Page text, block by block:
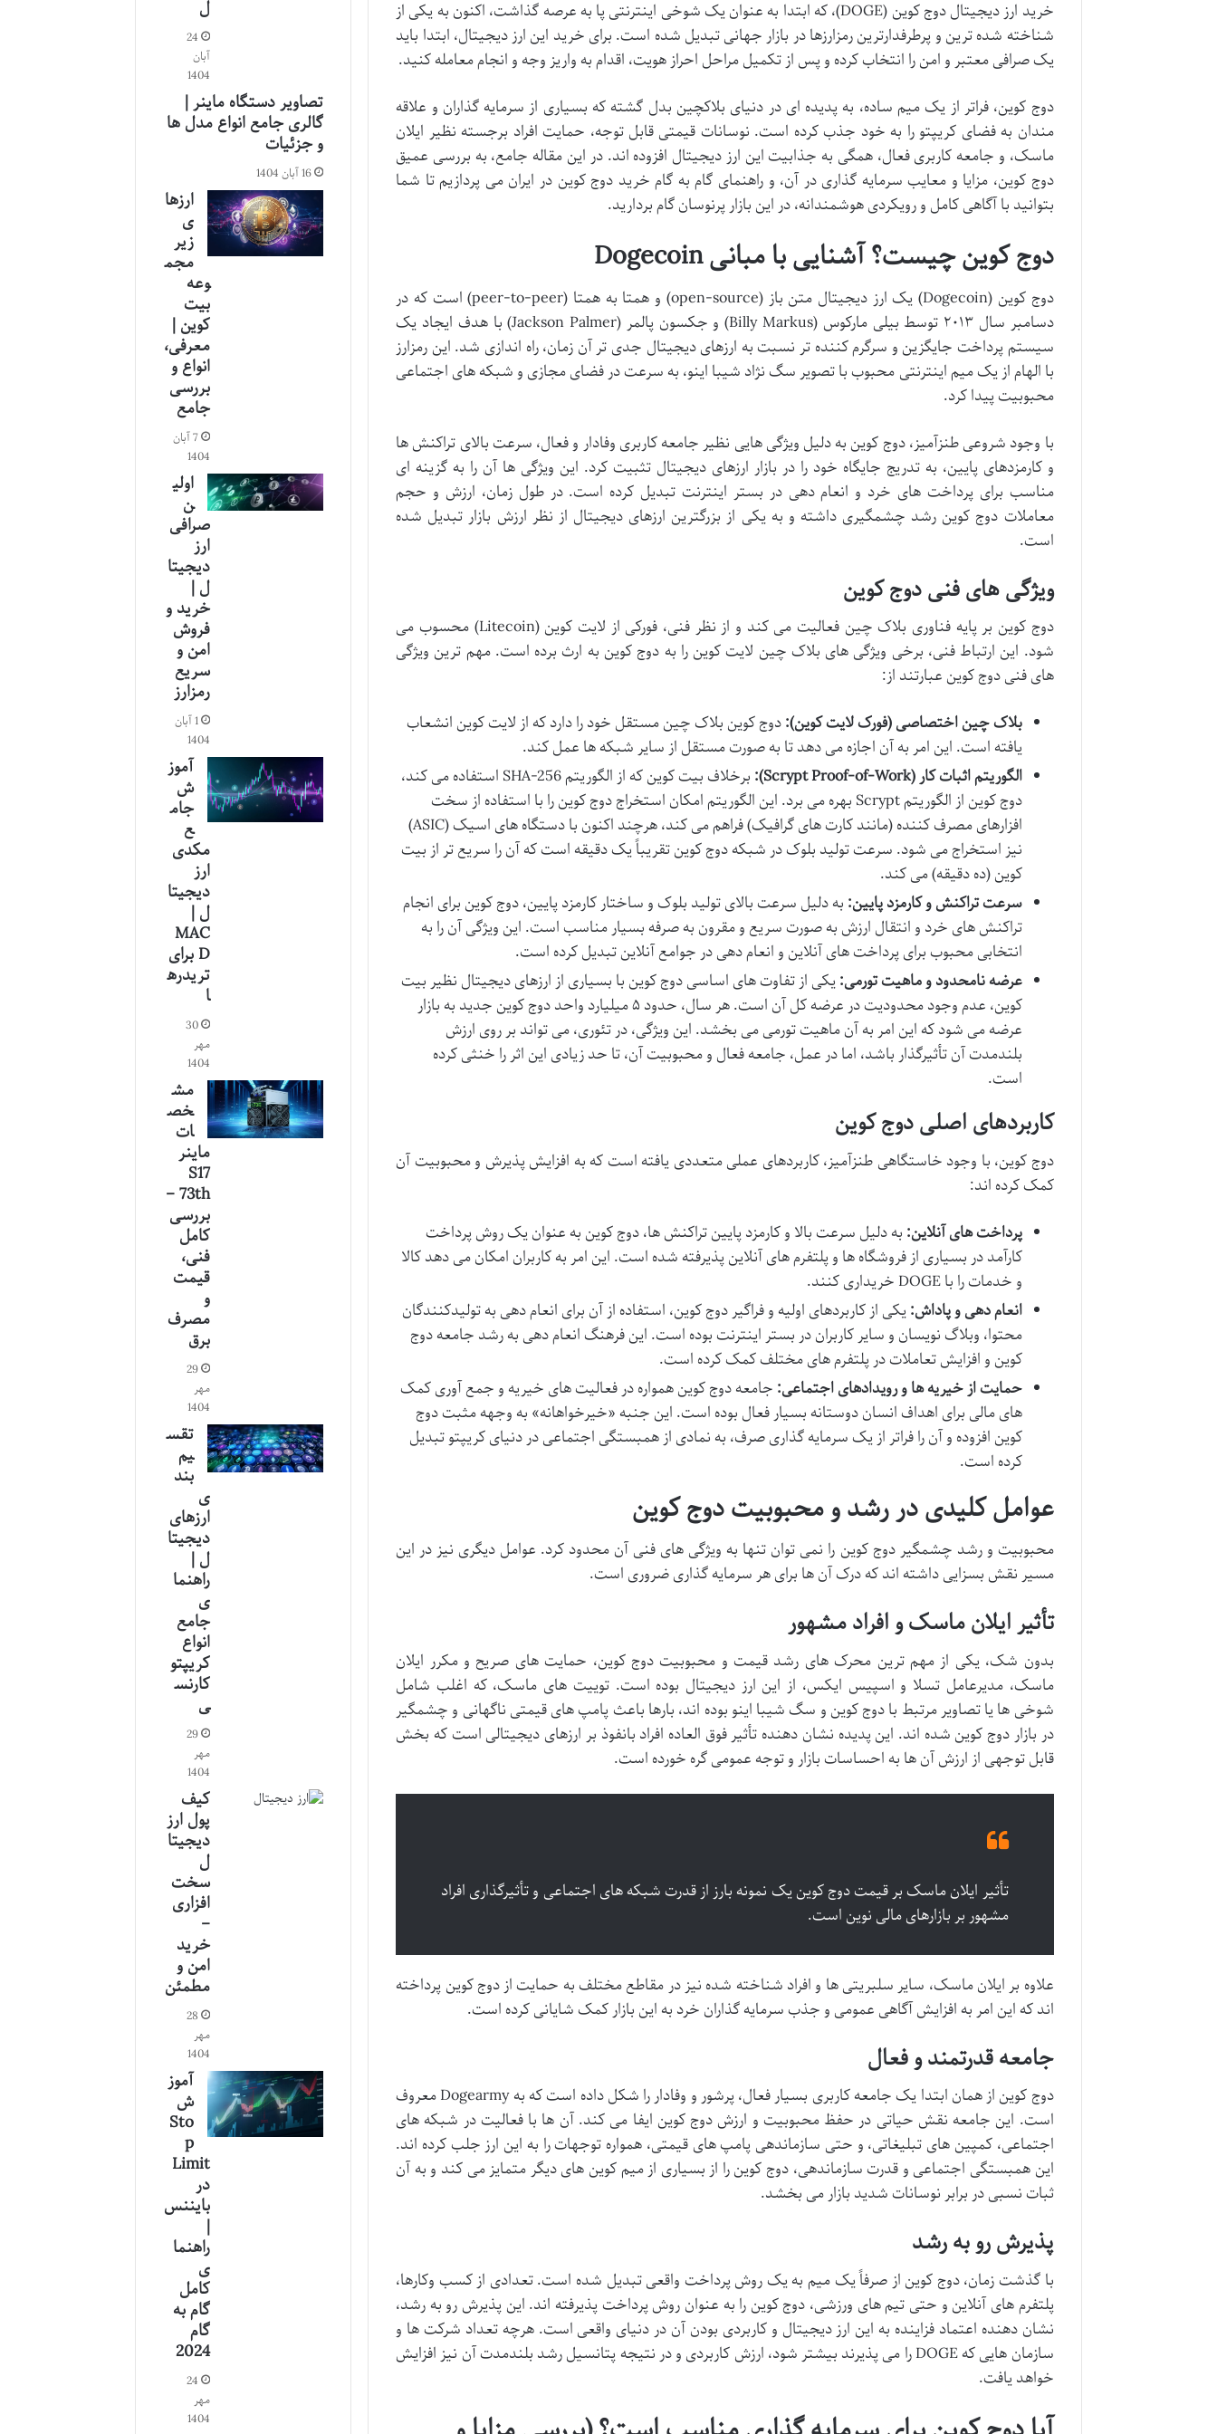
خرید ارز دیجیتال دوج کوین (DOGE)، که ابتدا به عنوان یک شوخی اینترنتی پا به عرصه گذاشت، اکنون به یکی از
شناخته شده ترین و پرطرفدارترین رمزارزها در بازار جهانی تبدیل شده است. برای خرید این ارز دیجیتال، ابتدا باید
یک صرافی معتبر و امن را انتخاب کرده و پس از تکمیل مراحل احراز هویت، اقدام به واریز وجه و انجام معامله کنید.
دوج کوین، فراتر از یک میم ساده، به پدیده ای در دنیای بلاکچین بدل گشته که بسیاری از سرمایه گذاران و علاقه
مندان به فضای کریپتو را به خود جذب کرده است. نوسانات قیمتی قابل توجه، حمایت افراد برجسته نظیر ایلان
ماسک، و جامعه کاربری فعال، همگی به جذابیت این ارز دیجیتال افزوده اند. در این مقاله جامع، به بررسی عمیق
دوج کوین، مزایا و معایب سرمایه گذاری در آن، و راهنمای گام به گام خرید دوج کوین در ایران می پردازیم تا شما
بتوانید با آگاهی کامل و رویکردی هوشمندانه، در این بازار پرنوسان گام بردارید.
دوج کوین چیست؟ آشنایی با مبانی Dogecoin
دوج کوین (Dogecoin) یک ارز دیجیتال متن باز (open-source) و همتا به همتا (peer-to-peer) است که در
دسامبر سال ۲۰۱۳ توسط بیلی مارکوس (Billy Markus) و جکسون پالمر (Jackson Palmer) با هدف ایجاد یک
سیستم پرداخت جایگزین و سرگرم کننده تر نسبت به ارزهای دیجیتال جدی تر آن زمان، راه اندازی شد. این رمزارز
با الهام از یک میم اینترنتی محبوب با تصویر سگ نژاد شیبا اینو، به سرعت در فضای مجازی و شبکه های اجتماعی
محبوبیت پیدا کرد.
با وجود شروعی طنزآمیز، دوج کوین به دلیل ویژگی هایی نظیر جامعه کاربری وفادار و فعال، سرعت بالای تراکنش ها
و کارمزدهای پایین، به تدریج جایگاه خود را در بازار ارزهای دیجیتال تثبیت کرد. این ویژگی ها آن را به گزینه ای
مناسب برای پرداخت های خرد و انعام دهی در بستر اینترنت تبدیل کرده است. در طول زمان، ارزش و حجم
معاملات دوج کوین رشد چشمگیری داشته و به یکی از بزرگترین ارزهای دیجیتال از نظر ارزش بازار تبدیل شده
است.
ویژگی های فنی دوج کوین
دوج کوین بر پایه فناوری بلاک چین فعالیت می کند و از نظر فنی، فورکی از لایت کوین (Litecoin) محسوب می
شود. این ارتباط فنی، برخی ویژگی های بلاک چین لایت کوین را به دوج کوین به ارث برده است. مهم ترین ویژگی
های فنی دوج کوین عبارتند از:
بلاک چین اختصاصی (فورک لایت کوین):دوج کوین بلاک چین مستقل خود را دارد که از لایت کوین انشعاب
یافته است. این امر به آن اجازه می دهد تا به صورت مستقل از سایر شبکه ها عمل کند.
الگوریتم اثبات کار (Scrypt Proof-of-Work):
برخلاف بیت کوین که از الگوریتم SHA-256 استفاده می کند،
دوج کوین از الگوریتم Scrypt بهره می برد. این الگوریتم امکان استخراج دوج کوین را با استفاده از سخت
افزارهای مصرف کننده (مانند کارت های گرافیک) فراهم می کند، هرچند اکنون با دستگاه های اسیک (ASIC)
نیز استخراج می شود. سرعت تولید بلوک در شبکه دوج کوین تقریباً یک دقیقه است که آن را سریع تر از بیت
کوین (ده دقیقه) می کند.
سرعت تراکنش و کارمزد پایین: به دلیل سرعت بالای تولید بلوک و ساختار کارمزد پایین، دوج کوین برای انجام
تراکنش های خرد و انتقال ارزش به صورت سریع و مقرون به صرفه بسیار مناسب است. این ویژگی آن را به
انتخابی محبوب برای پرداخت های آنلاین و انعام دهی در جوامع آنلاین تبدیل کرده است.
عرضه نامحدود و ماهیت تورمی:یکی از تفاوت های اساسی دوج کوین با بسیاری از ارزهای دیجیتال نظیر بیت
کوین، عدم وجود محدودیت در عرضه کل آن است. هر سال، حدود ۵ میلیارد واحد دوج کوین جدید به بازار
عرضه می شود که این امر به آن ماهیت تورمی می بخشد. این ویژگی، در تئوری، می تواند بر روی ارزش
بلندمدت آن تأثیرگذار باشد، اما در عمل، جامعه فعال و محبوبیت آن، تا حد زیادی این اثر را خنثی کرده
است.
کاربردهای اصلی دوج کوین
دوج کوین، با وجود خاستگاهی طنزآمیز، کاربردهای عملی متعددی یافته است که به افزایش پذیرش و محبوبیت آن
کمک کرده اند:
پرداخت های آنلاین: به دلیل سرعت بالا و کارمزد پایین تراکنش ها، دوج کوین به عنوان یک روش پرداخت
کارآمد در بسیاری از فروشگاه ها و پلتفرم های آنلاین پذیرفته شده است. این امر به کاربران امکان می دهد کالا
و خدمات را با DOGE خریداری کنند.
انعام دهی و پاداش:یکی از کاربردهای اولیه و فراگیر دوج کوین، استفاده از آن برای انعام دهی به تولیدکنندگان
محتوا، وبلاگ نویسان و سایر کاربران در بستر اینترنت بوده است. این فرهنگ انعام دهی به رشد جامعه دوج
کوین و افزایش تعاملات در پلتفرم های مختلف کمک کرده است.
حمایت از خیریه ها و رویدادهای اجتماعی: جامعه دوج کوین همواره در فعالیت های خیریه و جمع آوری کمک
های مالی برای اهداف انسان دوستانه بسیار فعال بوده است. این جنبه «خیرخواهانه» به وجهه مثبت دوج
کوین افزوده و آن را فراتر از یک سرمایه گذاری صرف، به نمادی از همبستگی اجتماعی در دنیای کریپتو تبدیل
کرده است.
عوامل کلیدی در رشد و محبوبیت دوج کوین
محبوبیت و رشد چشمگیر دوج کوین را نمی توان تنها به ویژگی های فنی آن محدود کرد. عوامل دیگری نیز در این
مسیر نقش بسزایی داشته اند که درک آن ها برای هر سرمایه گذاری ضروری است.
تأثیر ایلان ماسک و افراد مشهور
بدون شک، یکی از مهم ترین محرک های رشد قیمت و محبوبیت دوج کوین، حمایت های صریح و مکرر ایلان
ماسک، مدیرعامل تسلا و اسپیس ایکس، از این ارز دیجیتال بوده است. توییت های ماسک، که اغلب شامل
شوخی ها یا تصاویر مرتبط با دوج کوین و سگ شیبا اینو بوده اند، بارها باعث پامپ های قیمتی ناگهانی و چشمگیر
در بازار دوج کوین شده اند. این پدیده نشان دهنده تأثیر فوق العاده افراد بانفوذ بر ارزهای دیجیتالی است که بخش
قابل توجهی از ارزش آن ها به احساسات بازار و توجه عمومی گره خورده است.
تأثیر ایلان ماسک بر قیمت دوج کوین یک نمونه بارز از قدرت شبکه های اجتماعی و تأثیرگذاری افراد
مشهور بر بازارهای مالی نوین است.
علاوه بر ایلان ماسک، سایر سلبریتی ها و افراد شناخته شده نیز در مقاطع مختلف به حمایت از دوج کوین پرداخته
اند که این امر به افزایش آگاهی عمومی و جذب سرمایه گذاران خرد به این بازار کمک شایانی کرده است.
جامعه قدرتمند و فعال
دوج کوین از همان ابتدا یک جامعه کاربری بسیار فعال، پرشور و وفادار را شکل داده است که به Dogearmy معروف
است. این جامعه نقش حیاتی در حفظ محبوبیت و ارزش دوج کوین ایفا می کند. آن ها با فعالیت در شبکه های
اجتماعی، کمپین های تبلیغاتی، و حتی سازماندهی پامپ های قیمتی، همواره توجهات را به این ارز جلب کرده اند.
این همبستگی اجتماعی و قدرت سازماندهی، دوج کوین را از بسیاری از میم کوین های دیگر متمایز می کند و به آن
ثبات نسبی در برابر نوسانات شدید بازار می بخشد.
پذیرش رو به رشد
با گذشت زمان، دوج کوین از صرفاً یک میم به یک روش پرداخت واقعی تبدیل شده است. تعدادی از کسب وکارها،
پلتفرم های آنلاین و حتی تیم های ورزشی، دوج کوین را به عنوان روش پرداخت پذیرفته اند. این پذیرش رو به رشد،
نشان دهنده اعتماد فزاینده به این ارز دیجیتال و کاربردی بودن آن در دنیای واقعی است. هرچه تعداد شرکت ها و
سازمان هایی که DOGE را می پذیرند بیشتر شود، ارزش کاربردی و در نتیجه پتانسیل رشد بلندمدت آن نیز افزایش
خواهد یافت.
ل
24
آبان
1404
تصاویر دستگاه ماینر |
گالری جامع انواع مدل ها
و جزئیات
16 آبان 1404
ارزها
ی
زیر
مجم
وعه
بیت
کوین |
معرفی،
انواع و
بررسی
جامع
7 آبان
1404
اولی
ن
صرافی
ارز
دیجیتا
ل |
خرید و
فروش
امن و
سریع
رمزارز
1 آبان
1404
آموز
ش
جام
ع
مکدی
ارز
دیجیتا
ل |
MAC
D برای
تریدره
ا
30
مهر
1404
مش
خص
ات
ماینر
S17
73th –
بررسی
کامل
فنی،
قیمت
و
مصرف
برق
29
مهر
1404
تقس
یم
بند
ی
ارزهای
دیجیتا
ل |
راهنما
ی
جامع
انواع
کریپتو
کارنس
ی
29
مهر
1404
کیف
پول ارز
دیجیتا
ل
سخت
افزاری
–
خرید
امن و
مطمئن
28
مهر
1404
آموز
ش
Sto
p
Limit
در
بایننس
|
راهنما
ی
کامل
گام به
گام
2024
24
مهر
1404